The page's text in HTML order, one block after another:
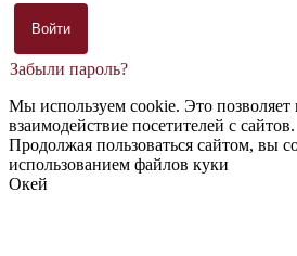
Забыли пароль?
Мы используем cookie. Это позволяет
взаимодействие посетителей с сайтов.
Продолжая пользоваться сайтом, вы
использованием файлов куки
Окей